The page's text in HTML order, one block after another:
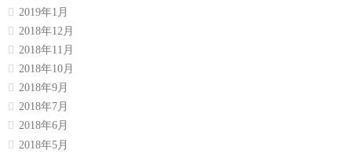
2019年1月
2018年12月
2018年11月
2018年10月
2018年9月
2018年7月
2018年6月
2018年5月